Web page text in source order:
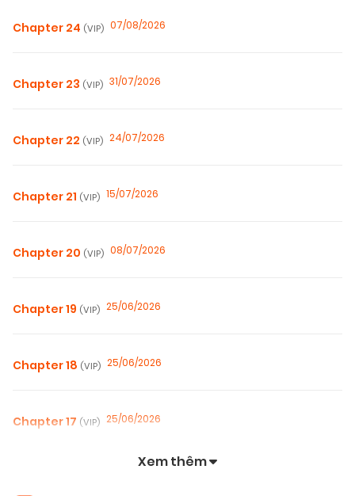
Chapter 24 (VIP) 07/08/2026
Chapter 23 (VIP) 31/07/2026
Chapter 22 (VIP) 24/07/2026
Chapter 21 (VIP) 15/07/2026
Chapter 20 (VIP) 08/07/2026
Chapter 19 (VIP) 25/06/2026
Chapter 18 (VIP) 25/06/2026
Chapter 17 (VIP) 25/06/2026
Xem thêm